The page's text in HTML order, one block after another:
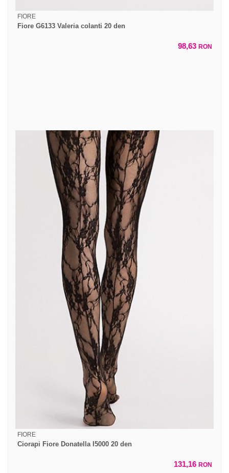
FIORE
Fiore G6133 Valeria colanti 20 den
98,63 RON
FIORE
Ciorapi Fiore Donatella I5000 20 den
131,16 RON